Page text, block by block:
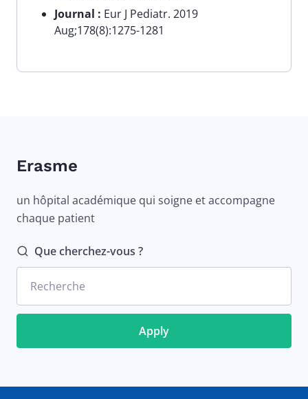
Journal : Eur J Pediatr. 2019
Aug;178(8):1275-1281
Erasme
un hôpital académique qui soigne et accompagne
chaque patient
Que cherchez-vous ?
Recherche